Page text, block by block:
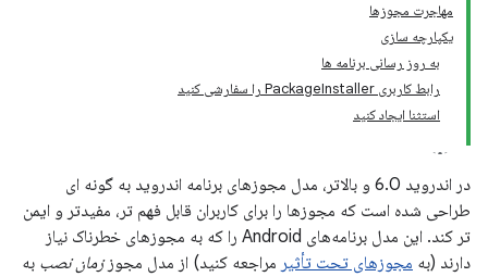
مهاجرت مجوزها
یکپارچه سازی
به روز رسانی برنامه ها
رابط کاربری PackageInstaller را سفارشی کنید
استثنا ایجاد کنید
در اندروید 6.0 و بالاتر، مدل مجوزهای برنامه اندروید به گونه ای
طراحی شده است که مجوزها را برای کاربران قابل فهم تر، مفیدتر و ایمن
تر کند. این مدل برنامه‌های Android را که به مجوزهای خطرناک نیاز
دارند (به مجوزهای تحت تأثیر مراجعه کنید) از مدل مجوززمان نصب به